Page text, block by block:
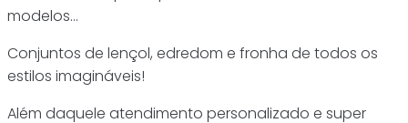
modelos…
Conjuntos de lençol, edredom e fronha de todos os
estilos imagináveis!
Além daquele atendimento personalizado e super